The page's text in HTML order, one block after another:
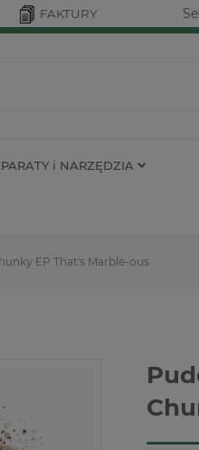
FAKTURY
i NARZĘDZIA
EP That's Marble-ous